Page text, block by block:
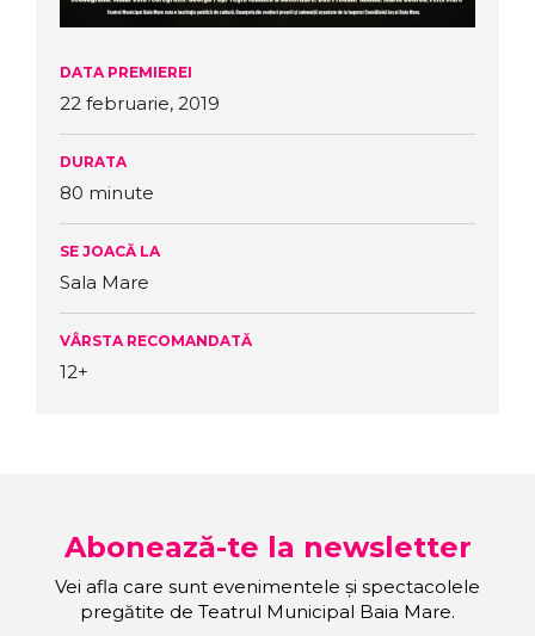
DATA PREMIEREI
22 februarie, 2019
DURATA
80 minute
SE JOACĂ LA
Sala Mare
VÂRSTA RECOMANDATĂ
12+
Abonează-te la newsletter
Vei afla care sunt evenimentele și spectacolele
pregătite de Teatrul Municipal Baia Mare.